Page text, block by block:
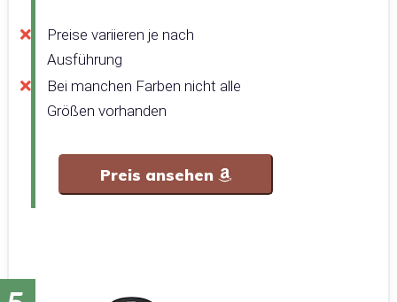
Preise variieren je nach
Ausführung
Bei manchen Farben nicht alle
Größen vorhanden
Preis ansehen